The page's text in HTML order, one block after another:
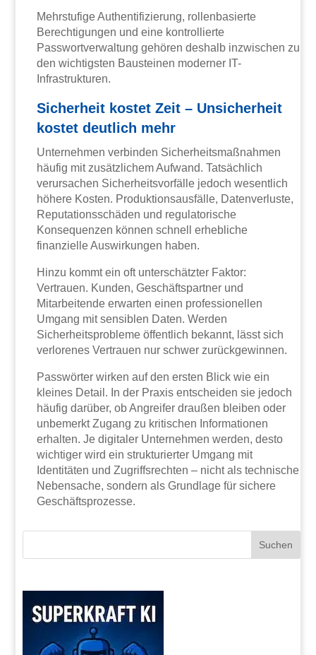
Mehrstufige Authentifizierung, rollenbasierte
Berechtigungen und eine kontrollierte
Passwortverwaltung gehören deshalb inzwischen zu
den wichtigsten Bausteinen moderner IT-
Infrastrukturen.
Sicherheit kostet Zeit – Unsicherheit
kostet deutlich mehr
Unternehmen verbinden Sicherheitsmaßnahmen
häufig mit zusätzlichem Aufwand. Tatsächlich
verursachen Sicherheitsvorfälle jedoch wesentlich
höhere Kosten. Produktionsausfälle, Datenverluste,
Reputationsschäden und regulatorische
Konsequenzen können schnell erhebliche
finanzielle Auswirkungen haben.
Hinzu kommt ein oft unterschätzter Faktor:
Vertrauen. Kunden, Geschäftspartner und
Mitarbeitende erwarten einen professionellen
Umgang mit sensiblen Daten. Werden
Sicherheitsprobleme öffentlich bekannt, lässt sich
verlorenes Vertrauen nur schwer zurückgewinnen.
Passwörter wirken auf den ersten Blick wie ein
kleines Detail. In der Praxis entscheiden sie jedoch
häufig darüber, ob Angreifer draußen bleiben oder
unbemerkt Zugang zu kritischen Informationen
erhalten. Je digitaler Unternehmen werden, desto
wichtiger wird ein strukturierter Umgang mit
Identitäten und Zugriffsrechten – nicht als technische
Nebensache, sondern als Grundlage für sichere
Geschäftsprozesse.